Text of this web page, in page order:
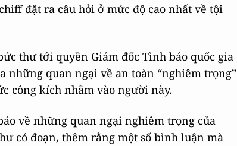
đặt ra câu hỏi ở mức độ cao nhất về tội
thư tới quyền Giám đốc Tình báo quốc gia
những quan ngại về an toàn “nghiêm trọng”
công kích nhằm vào người này.
về những quan ngại nghiêm trọng của
có đoạn, thêm rằng một số bình luận mà